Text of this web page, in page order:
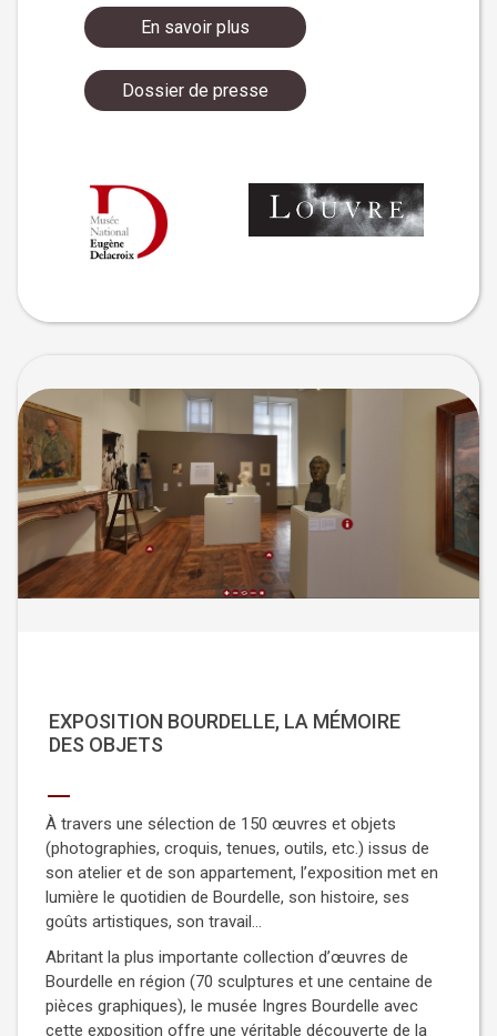
En savoir plus
Dossier de presse
EXPOSITION BOURDELLE, LA MÉMOIRE
DES OBJETS
À travers une sélection de 150 œuvres et objets
(photographies, croquis, tenues, outils, etc.) issus de
son atelier et de son appartement, l’exposition met en
lumière le quotidien de Bourdelle, son histoire, ses
goûts artistiques, son travail…
Abritant la plus importante collection d’œuvres de
Bourdelle en région (70 sculptures et une centaine de
pièces graphiques), le musée Ingres Bourdelle avec
cette exposition offre une véritable découverte de la